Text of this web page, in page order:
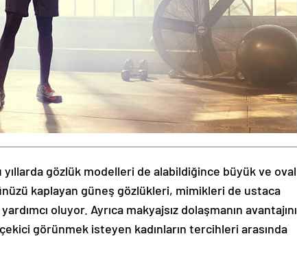
gözlük modelleri de alabildiğince büyük ve oval
kaplayan güneş gözlükleri, mimikleri de ustaca
oluyor. Ayrıca makyajsız dolaşmanın avantajını
görünmek isteyen kadınların tercihleri arasında